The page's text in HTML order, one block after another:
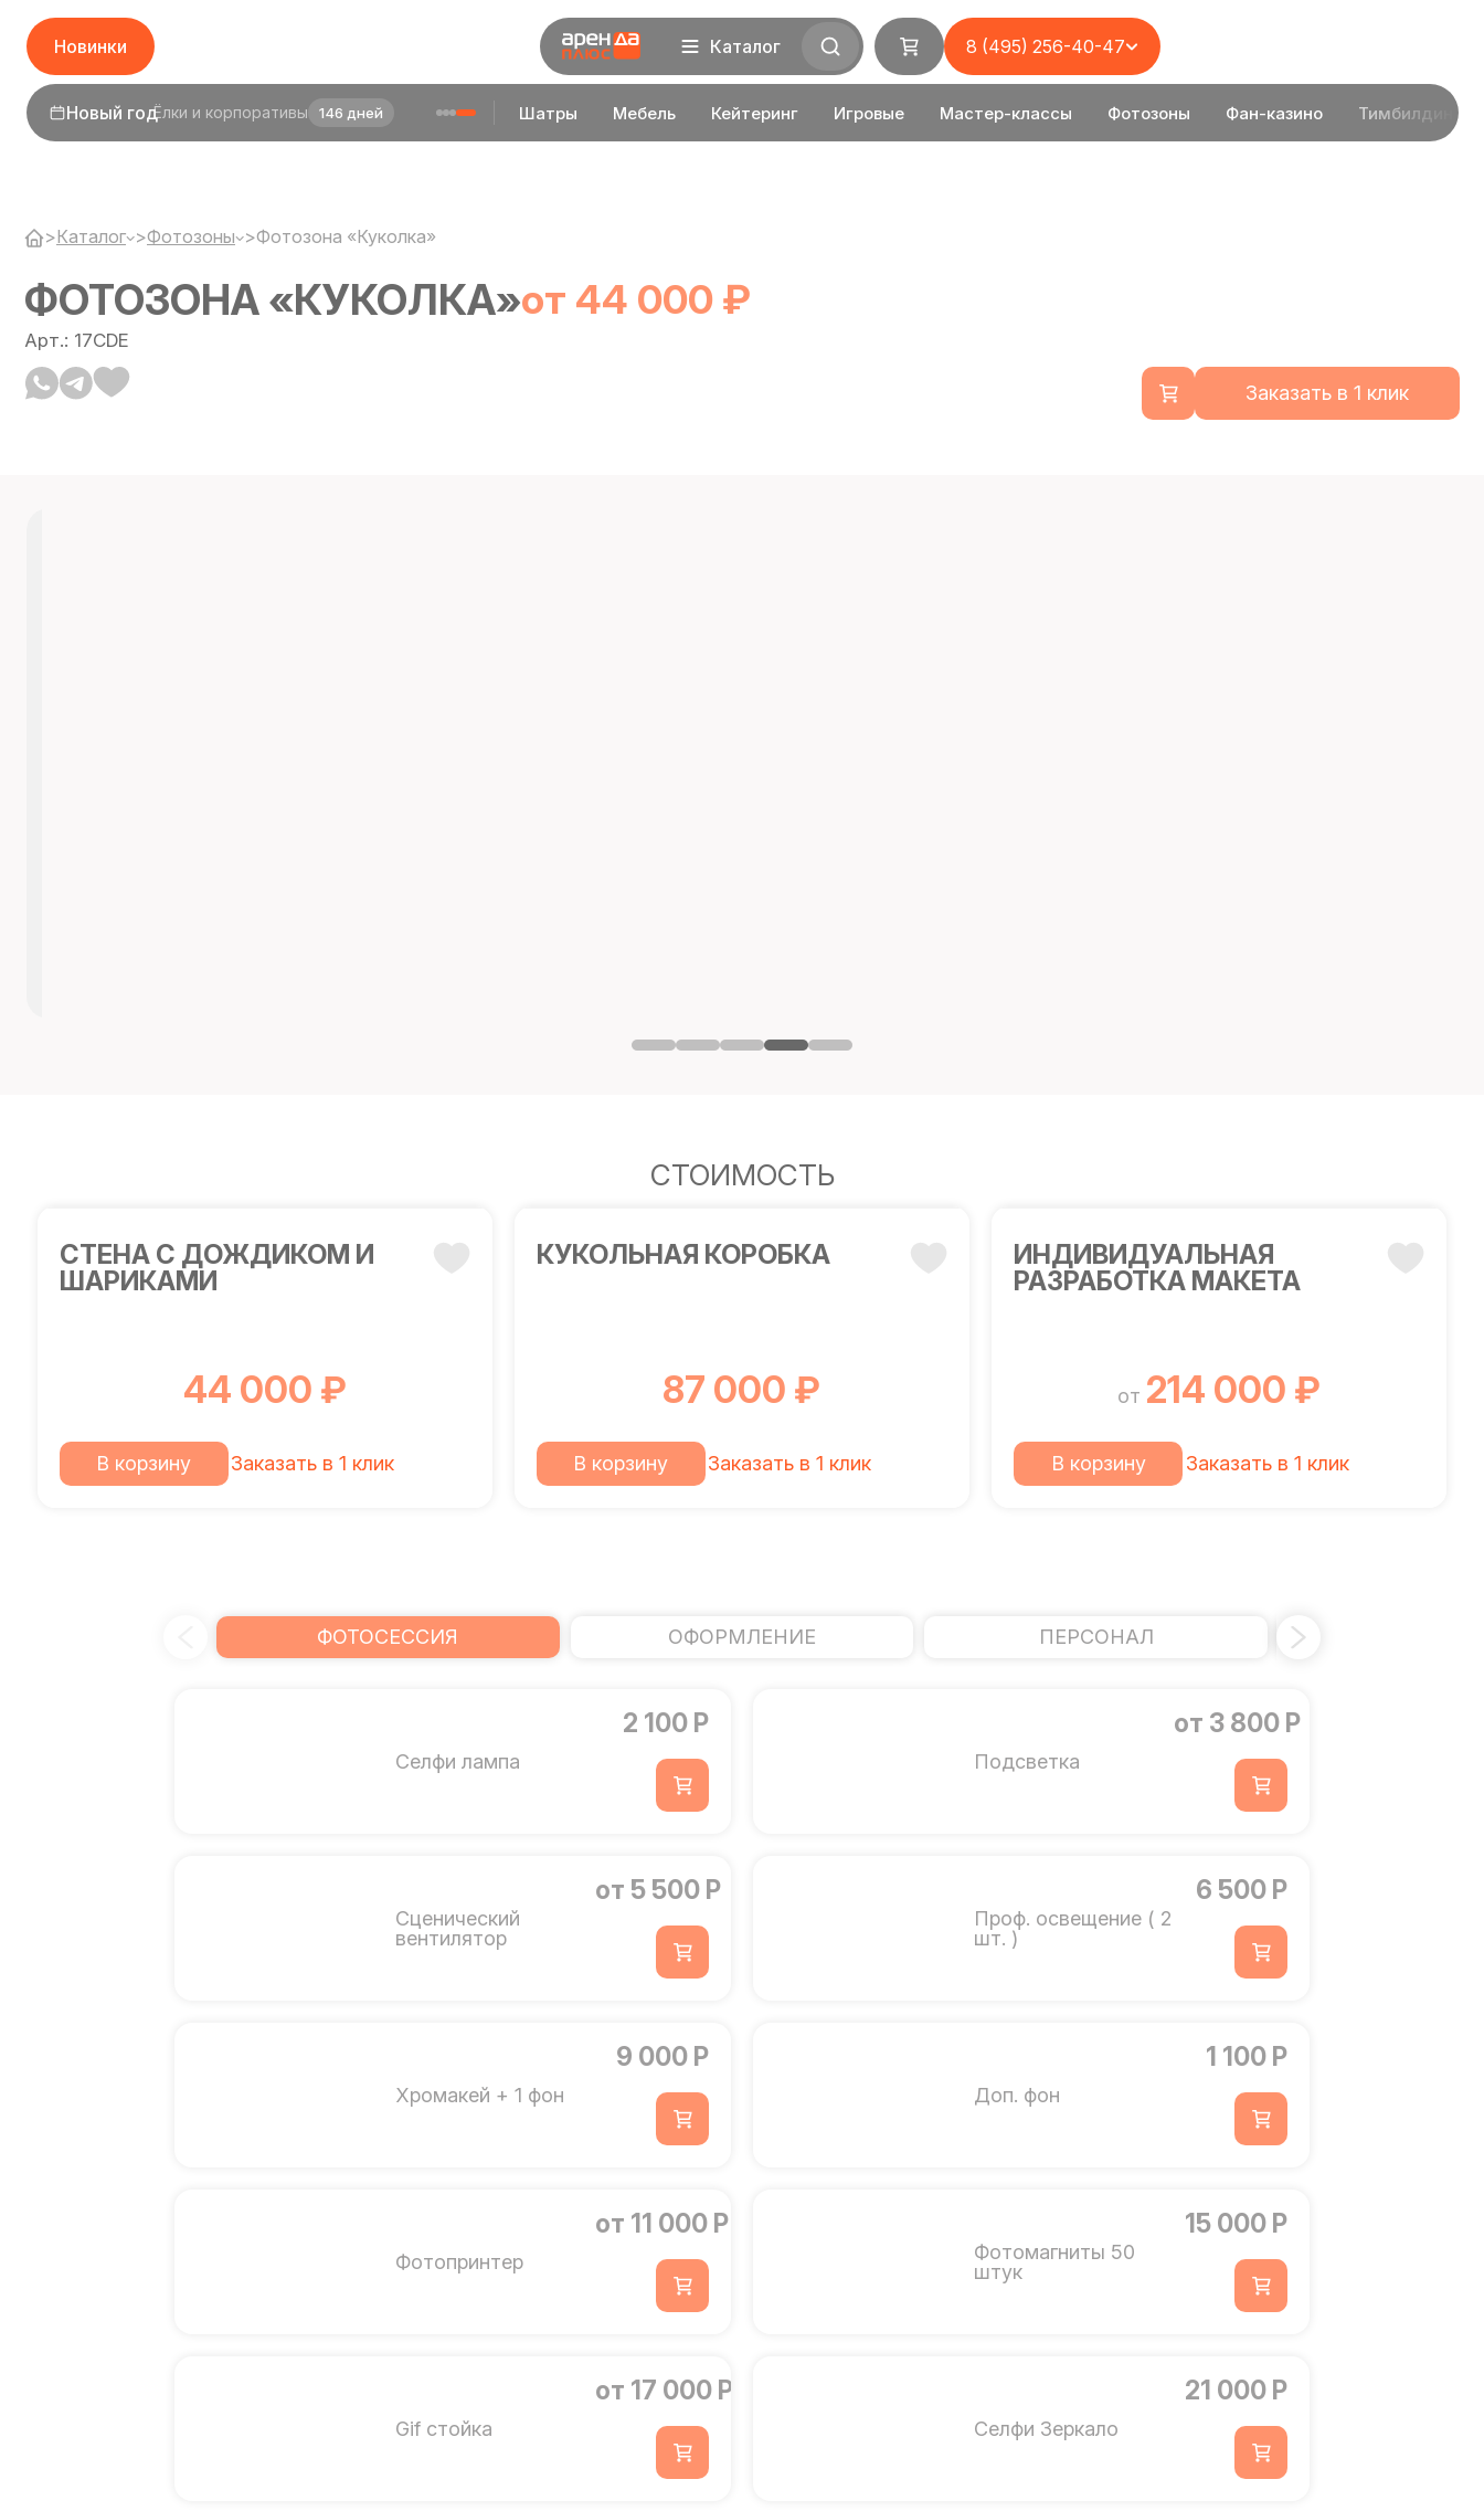
Новинки
1 сентябряДень знаний 24 дня Шатры Мебель Кейтеринг Игровые Мастер-классы Фотозоны Фан-казино Тимбилдинг
Каталог 8 (495) 256-40-47
>Каталог >Фотозоны >Фотозона «Куколка»
ФОТОЗОНА «КУКОЛКА»от 44 000 ₽
Арт.: 17CDE
Заказать в 1 клик
СТОИМОСТЬ
СТЕНА С ДОЖДИКОМ И
ШАРИКАМИ
44 000 ₽
В корзину Заказать в 1 клик
КУКОЛЬНАЯ КОРОБКА
87 000 ₽
В корзину Заказать в 1 клик
ИНДИВИДУАЛЬНАЯ
РАЗРАБОТКА МАКЕТА
от 214 000 ₽
В корзину Заказать в 1 клик
ФОТОСЕССИЯ ОФОРМЛЕНИЕ ПЕРСОНАЛ
Селфи лампа
2 100 Р
Подсветка
от 3 800 Р
Сценический
вентилятор
от 5 500 Р
Проф. освещение ( 2
шт. )
6 500 Р
Хромакей + 1 фон
9 000 Р
Доп. фон
1 100 Р
Фотопринтер
от 11 000 Р
Фотомагниты 50
штук
15 000 Р
Gif стойка
от 17 000 Р
Селфи Зеркало
21 000 Р